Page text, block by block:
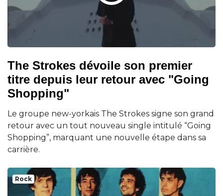
The Strokes dévoile son premier
titre depuis leur retour avec "Going
Shopping"
Le groupe new-yorkais The Strokes signe son grand
retour avec un tout nouveau single intitulé “Going
Shopping”, marquant une nouvelle étape dans sa
carrière.
Rock